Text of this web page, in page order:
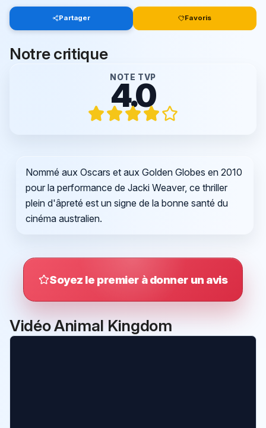
Partager Favoris
Notre critique
NOTE TVP
4.0
Nommé aux Oscars et aux Golden Globes en 2010
pour la performance de Jacki Weaver, ce thriller
plein d'âpreté est un signe de la bonne santé du
cinéma australien.
Soyez le premier à donner un avis
Vidéo Animal Kingdom